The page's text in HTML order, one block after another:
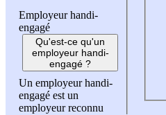
Employeur handi-
engagé
Qu'est-ce qu'un
employeur handi-
engagé ?
Un employeur handi-
engagé est un
employeur reconnu